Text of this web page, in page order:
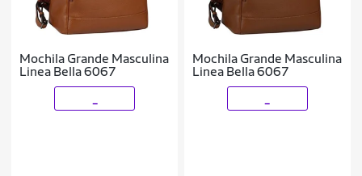
Mochila Grande Masculina
Linea Bella 6067
Mochila Grande Masculina
Linea Bella 6067